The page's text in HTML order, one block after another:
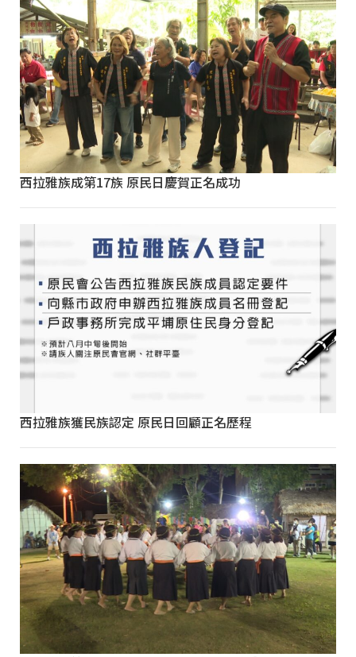
西拉雅族成第17族 原民日慶賀正名成功
西拉雅族獲民族認定 原民日回顧正名歷程